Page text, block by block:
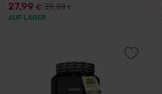
27,99 € 39,99€
AUF LAGER